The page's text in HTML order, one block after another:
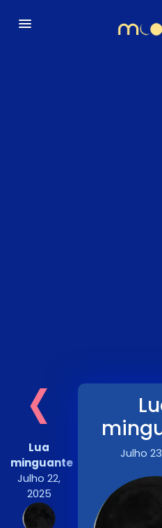
‹
Lua
minguante
Julho 22,
2025
Julho